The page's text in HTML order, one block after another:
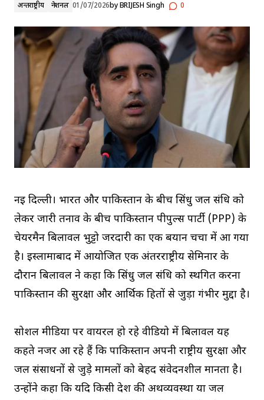
अन्तर्राष्ट्रीय नेशनल 01/07/2026by BRIJESH Singh 0
नई दिल्ली। भारत और पाकिस्तान के बीच सिंधु जल संधि को
लेकर जारी तनाव के बीच पाकिस्तान पीपुल्स पार्टी (PPP) के
चेयरमैन बिलावल भुट्टो जरदारी का एक बयान चर्चा में आ गया
है। इस्लामाबाद में आयोजित एक अंतरराष्ट्रीय सेमिनार के
दौरान बिलावल ने कहा कि सिंधु जल संधि को स्थगित करना
पाकिस्तान की सुरक्षा और आर्थिक हितों से जुड़ा गंभीर मुद्दा है।
सोशल मीडिया पर वायरल हो रहे वीडियो में बिलावल यह
कहते नजर आ रहे हैं कि पाकिस्तान अपनी राष्ट्रीय सुरक्षा और
जल संसाधनों से जुड़े मामलों को बेहद संवेदनशील मानता है।
उन्होंने कहा कि यदि किसी देश की अर्थव्यवस्था या जल